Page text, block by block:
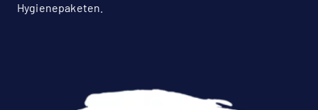
Hygienepaketen.